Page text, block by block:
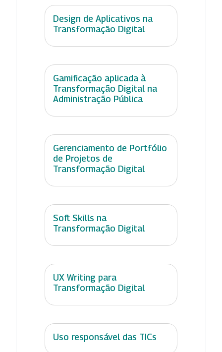
Design de Aplicativos na
Transformação Digital
Gamificação aplicada à
Transformação Digital na
Administração Pública
Gerenciamento de Portfólio
de Projetos de
Transformação Digital
Soft Skills na
Transformação Digital
UX Writing para
Transformação Digital
Uso responsável das TICs